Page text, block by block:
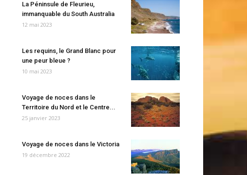
La Péninsule de Fleurieu,
immanquable du South Australia
12 mai 2023
Les requins, le Grand Blanc pour
une peur bleue ?
10 mai 2023
Voyage de noces dans le
Territoire du Nord et le Centre...
25 janvier 2023
Voyage de noces dans le Victoria
19 décembre 2022